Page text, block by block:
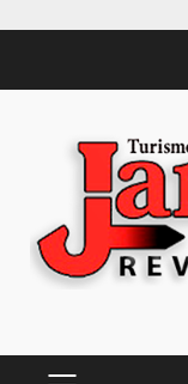
contenido